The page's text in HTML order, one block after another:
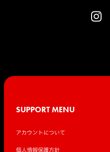
SUPPORT MENU
アカウントについて
個人情報保護方針